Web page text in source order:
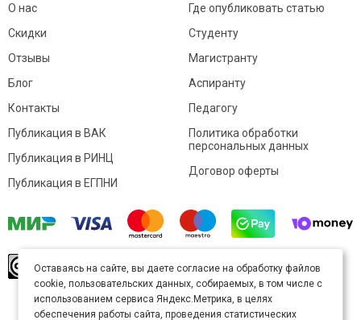
О нас
Скидки
Отзывы
Блог
Контакты
Где опубликовать статью
Студенту
Магистранту
Аспиранту
Педагогу
Публикация в ВАК
Публикация в РИНЦ
Публикация в ЕГПНИ
Политика обработки
персональных данных
Договор оферты
произведение доступно полицензии Creative
Commons «Attribution» («Атрибуция») 4.0
Непортированная.
Карта сайта
Оставаясь на сайте, вы даете согласие на обработку файлов
cookie, пользовательских данных, собираемых, в том числе с
использованием сервиса Яндекс.Метрика, в целях
обеспечения работы сайта, проведения статистических